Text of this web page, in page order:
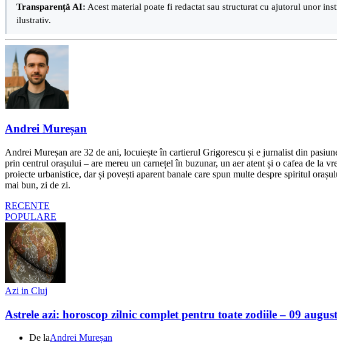
Transparență AI: Acest material poate fi redactat sau structurat cu ajutorul unor
ilustrativ.
Andrei Mureșan
Andrei Mureșan are 32 de ani, locuiește în cartierul Grigorescu și e jurnalist din
prin centrul orașului – are mereu un carnețel în buzunar, un aer atent și o cafea de la
proiecte urbanistice, dar și povești aparent banale care spun multe despre spiritul
mai bun, zi de zi.
RECENTE
POPULARE
Azi in Cluj
Astrele azi: horoscop zilnic complet pentru toate zodiile – 09
De laAndrei Mureșan